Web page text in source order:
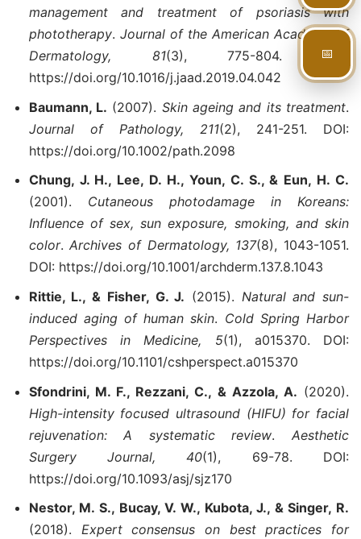
management and treatment of psoriasis with
phototherapy. Journal of the American Academy of
Dermatology, 81(3), 775-804. DOI:
https://doi.org/10.1016/j.jaad.2019.04.042
Baumann, L. (2007). Skin ageing and its treatment.
Journal of Pathology, 211(2), 241-251. DOI:
https://doi.org/10.1002/path.2098
Chung, J. H., Lee, D. H., Youn, C. S., & Eun, H. C.
(2001). Cutaneous photodamage in Koreans:
Influence of sex, sun exposure, smoking, and skin
color.Archives of Dermatology, 137(8), 1043-1051.
DOI: https://doi.org/10.1001/archderm.137.8.1043
Rittie, L., & Fisher, G. J. (2015). Natural and sun-
induced aging of human skin. Cold Spring Harbor
Perspectives in Medicine, 5(1), a015370. DOI:
https://doi.org/10.1101/cshperspect.a015370
Sfondrini, M. F., Rezzani, C., & Azzola, A. (2020).
High-intensity focused ultrasound (HIFU) for facial
rejuvenation: A systematic review.Aesthetic
Surgery Journal, 40(1), 69-78. DOI:
https://doi.org/10.1093/asj/sjz170
Nestor, M. S., Bucay, V. W., Kubota, J., & Singer, R.
(2018). Expert consensus on best practices for
📅